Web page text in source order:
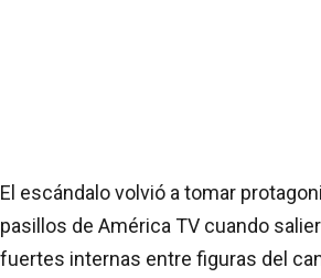
El escándalo volvió a tomar
pasillos de América TV cuando
fuertes internas entre figuras del